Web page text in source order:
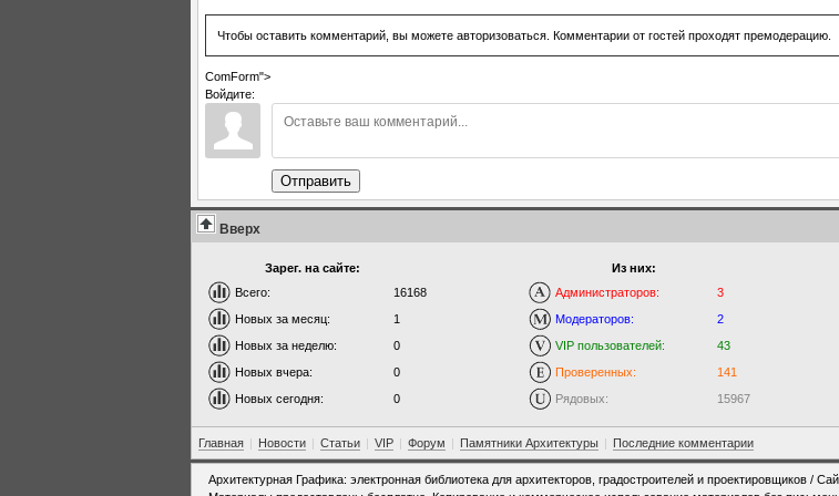
Чтобы оставить комментарий, вы можете авторизоваться. Комментарии от гостей проходят премодерацию.
ComForm">
Войдите:
Отправить
Вверх
Зарег. на сайте:
Всего:
16168
Новых за месяц:
1
Новых за неделю:
0
Новых вчера:
0
Новых сегодня:
0
Из них:
Администраторов:
3
Модераторов:
2
VIP пользователей:
43
Проверенных:
141
Рядовых:
15967
Главная | Новости | Статьи | VIP | Форум | Памятники Архитектуры | Последние комментарии
Архитектурная Графика: электронная библиотека для архитекторов, градостроителей и проектировщиков /